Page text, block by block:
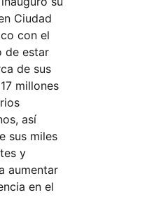
Ciudad
con el
de estar
de sus
millones
así
sus miles
y
aumentar
en el